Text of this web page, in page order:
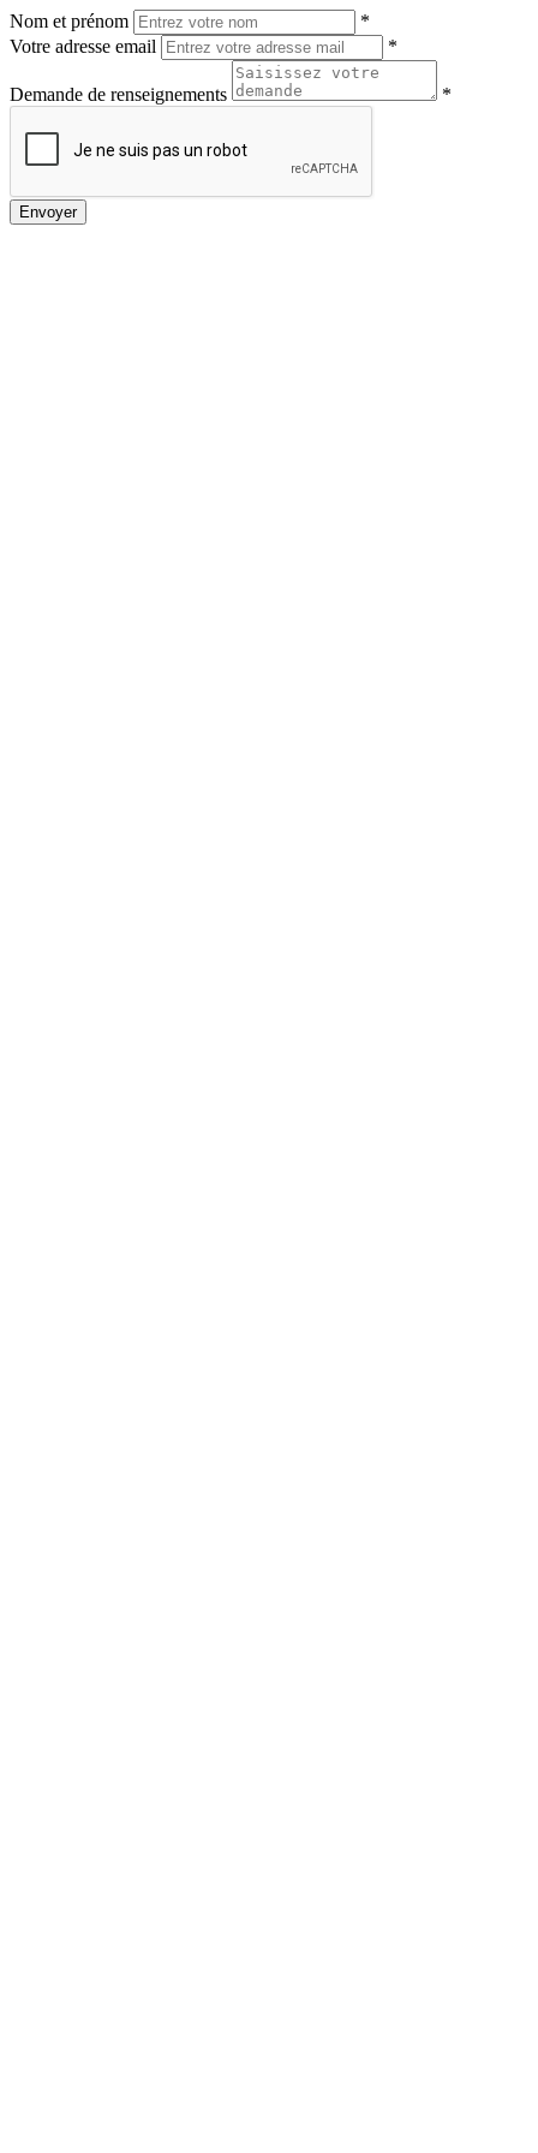
Nom et prénom
*
Votre adresse email
*
Demande de renseignements *
Envoyer